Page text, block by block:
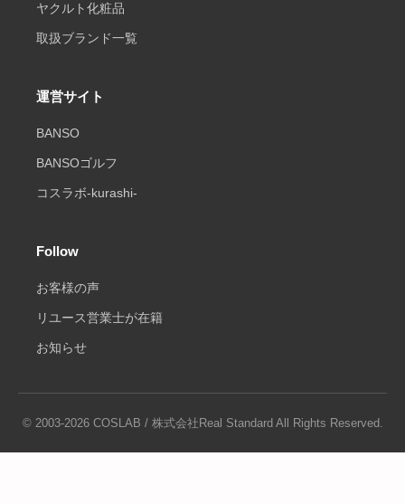
ヤクルト化粧品
取扱ブランド一覧
運営サイト
BANSO
BANSOゴルフ
コスラボ-kurashi-
Follow
お客様の声
リユース営業士が在籍
お知らせ
© 2003-2026 COSLAB / 株式会社Real Standard All Rights Reserved.